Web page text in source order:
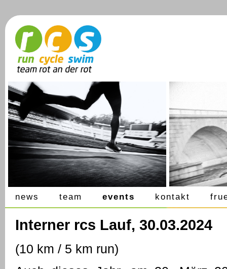
news team events kontakt
Interner rcs Lauf, 30.03.2024
(10 km / 5 km run)